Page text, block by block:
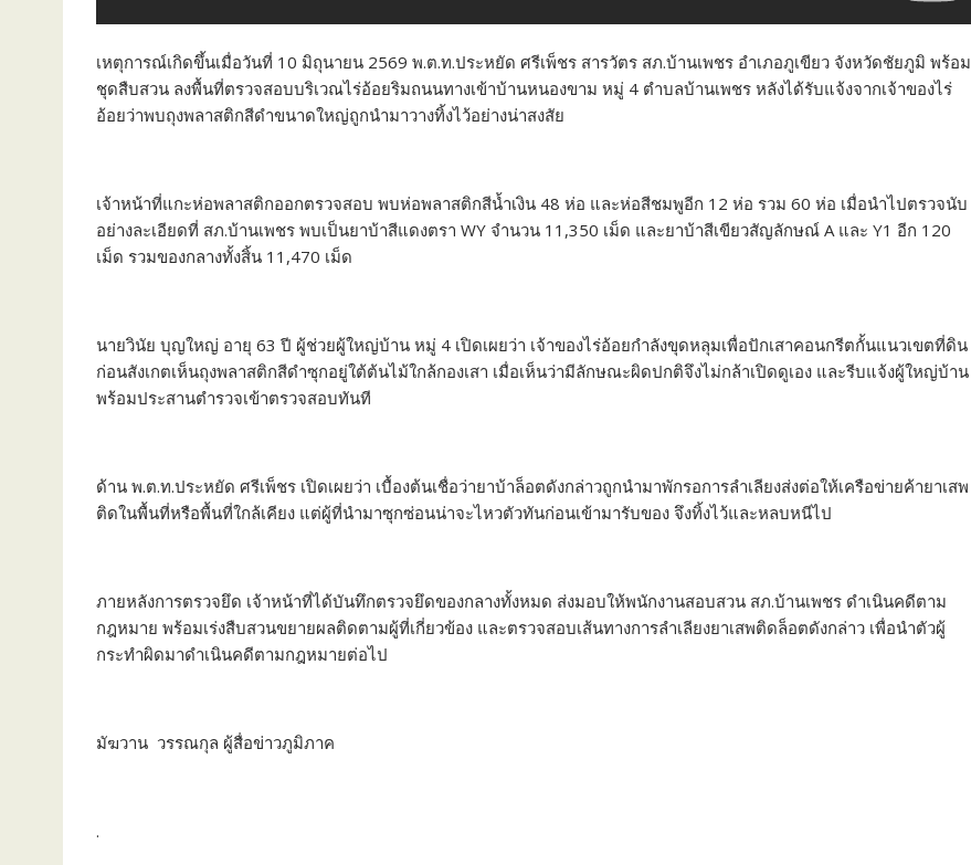
เหตุการณ์เกิดขึ้นเมื่อวันที่ 10 มิถุนายน 2569 พ.ต.ท.ประหยัด ศรีเพ็ชร สารวัตร สภ.บ้านเพชร อำเภอภูเขียว จังหวัดชัยภูมิ พร้อม
ชุดสืบสวน ลงพื้นที่ตรวจสอบบริเวณไร่อ้อยริมถนนทางเข้าบ้านหนองขาม หมู่ 4 ตำบลบ้านเพชร หลังได้รับแจ้งจากเจ้าของไร่
อ้อยว่าพบถุงพลาสติกสีดำขนาดใหญ่ถูกนำมาวางทิ้งไว้อย่างน่าสงสัย
เจ้าหน้าที่แกะห่อพลาสติกออกตรวจสอบ พบห่อพลาสติกสีน้ำเงิน 48 ห่อ และห่อสีชมพูอีก 12 ห่อ รวม 60 ห่อ เมื่อนำไปตรวจนับ
อย่างละเอียดที่ สภ.บ้านเพชร พบเป็นยาบ้าสีแดงตรา WY จำนวน 11,350 เม็ด และยาบ้าสีเขียวสัญลักษณ์ A และ Y1 อีก 120
เม็ด รวมของกลางทั้งสิ้น 11,470 เม็ด
นายวินัย บุญใหญ่ อายุ 63 ปี ผู้ช่วยผู้ใหญ่บ้าน หมู่ 4 เปิดเผยว่า เจ้าของไร่อ้อยกำลังขุดหลุมเพื่อปักเสาคอนกรีตกั้นแนวเขตที่ดิน
ก่อนสังเกตเห็นถุงพลาสติกสีดำซุกอยู่ใต้ต้นไม้ใกล้กองเสา เมื่อเห็นว่ามีลักษณะผิดปกติจึงไม่กล้าเปิดดูเอง และรีบแจ้งผู้ใหญ่บ้าน
พร้อมประสานตำรวจเข้าตรวจสอบทันที
ด้าน พ.ต.ท.ประหยัด ศรีเพ็ชร เปิดเผยว่า เบื้องต้นเชื่อว่ายาบ้าล็อตดังกล่าวถูกนำมาพักรอการลำเลียงส่งต่อให้เครือข่ายค้ายาเสพ
ติดในพื้นที่หรือพื้นที่ใกล้เคียง แต่ผู้ที่นำมาซุกซ่อนน่าจะไหวตัวทันก่อนเข้ามารับของ จึงทิ้งไว้และหลบหนีไป
ภายหลังการตรวจยึด เจ้าหน้าที่ได้บันทึกตรวจยึดของกลางทั้งหมด ส่งมอบให้พนักงานสอบสวน สภ.บ้านเพชร ดำเนินคดีตาม
กฎหมาย พร้อมเร่งสืบสวนขยายผลติดตามผู้ที่เกี่ยวข้อง และตรวจสอบเส้นทางการลำเลียงยาเสพติดล็อตดังกล่าว เพื่อนำตัวผู้
กระทำผิดมาดำเนินคดีตามกฎหมายต่อไป
มัฆวาน วรรณกุล ผู้สื่อข่าวภูมิภาค
.